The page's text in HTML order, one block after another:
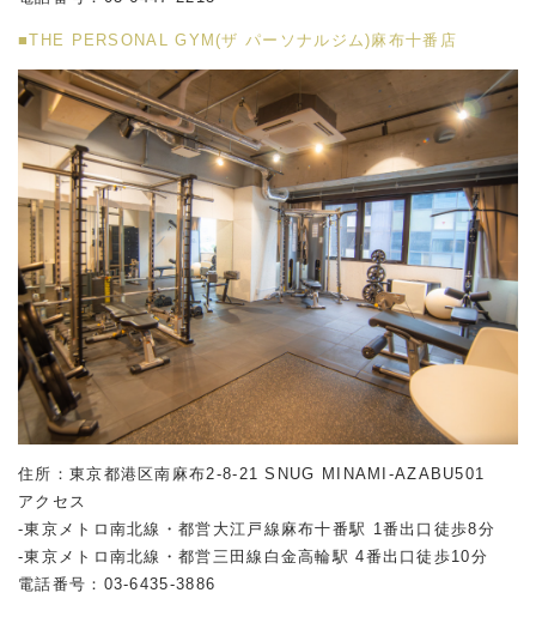
■THE PERSONAL GYM(ザ パーソナルジム)麻布十番店
住所：東京都港区南麻布2-8-21 SNUG MINAMI-AZABU501
アクセス
-東京メトロ南北線・都営大江戸線麻布十番駅 1番出口徒歩8分
-東京メトロ南北線・都営三田線白金高輪駅 4番出口徒歩10分
電話番号： 03-6435-3886